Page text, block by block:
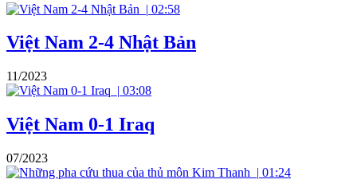
| 02:58
Việt Nam 2-4 Nhật Bản
11/2023
| 03:08
Việt Nam 0-1 Iraq
07/2023
| 01:24